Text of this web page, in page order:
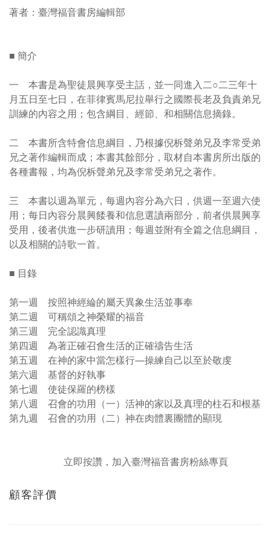
著者：臺灣福音書房編輯部
■ 簡介
一 本書是為聖徒晨興享受主話，並一同進入二○二三年十
月五日至七日，在菲律賓馬尼拉舉行之國際長老及負責弟兄
訓練的內容之用；包含綱目、經節、和相關信息摘錄。
二 本書所含特會信息綱目，乃根據倪柝聲弟兄及李常受弟
兄之著作編輯而成；本書其餘部分，取材自本書房所出版的
各種書報，均為倪柝聲弟兄及李常受弟兄之著作。
三 本書以週為單元，每週內容分為六日，供週一至週六使
用；每日內容分晨興餧養和信息選讀兩部分，前者供晨興享
受用，後者供進一步研讀用；每週並附有全篇之信息綱目，
以及相關的詩歌一首。
■ 目錄
第一週 按照神經綸的屬天異象生活並事奉
第二週 可稱頌之神榮耀的福音
第三週 完全認識真理
第四週 為著正確召會生活的正確禱告生活
第五週 在神的家中當怎樣行—操練自己以至於敬虔
第六週 基督的好執事
第七週 使徒保羅的榜樣
第八週 召會的功用（一）活神的家以及真理的柱石和根基
第九週 召會的功用（二）神在肉體裏團體的顯現
立即按讚，加入臺灣福音書房粉絲專頁
顧客評價